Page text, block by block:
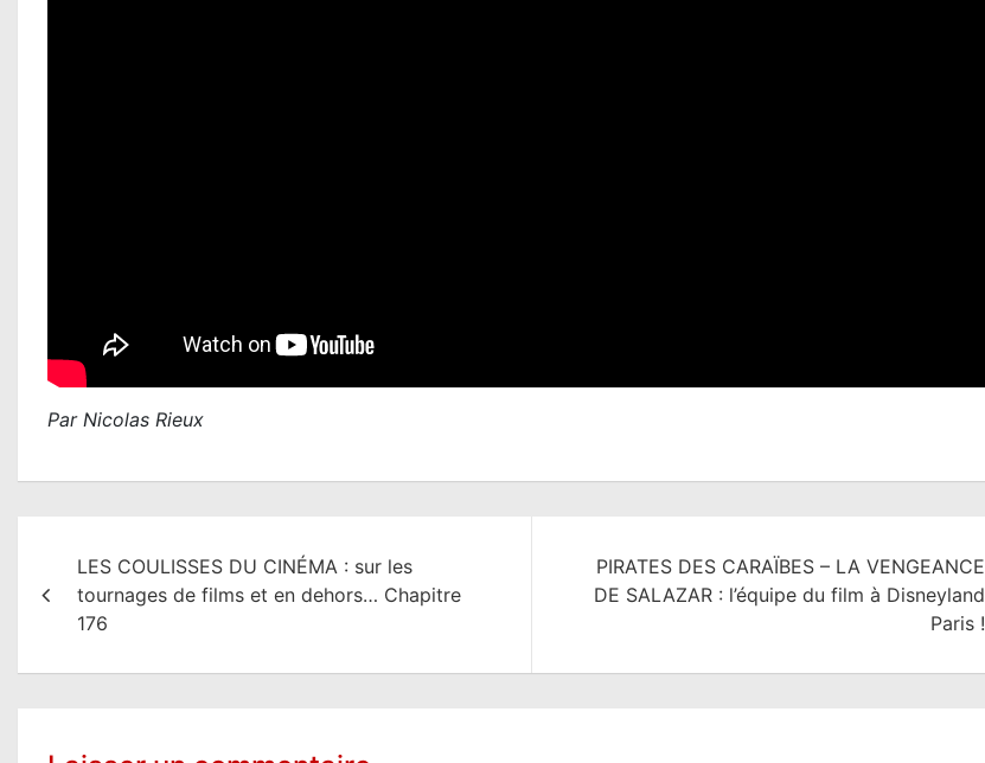
Par Nicolas Rieux
i
LES COULISSES DU CINÉMA : sur les
tournages de films et en dehors… Chapitre
176
PIRATES DES CARAÏBES – LA VENGEANCE
DE SALAZAR : l’équipe du film à Disneyland
Paris !